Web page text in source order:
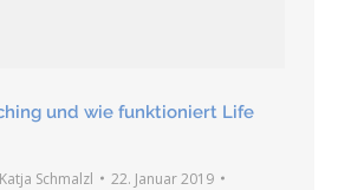
und wie funktioniert Life
Katja Schmalzl
22. Januar 2019